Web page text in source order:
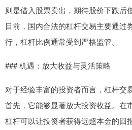
则是借入股票卖出，期待股价下跌后
目前，国内合法的杠杆交易主要通过
行，杠杆比例通常受到严格监管。
### 机遇：放大收益与灵活策略
对于经验丰富的投资者而言，杠杆交
首先，它能够显著放大投资收益。在
杠杆可以让投资者获得远超本金的回